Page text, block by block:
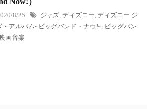
8/25 ジャズ ディズニー ディズニー ジ
・アルバム~ビッグバンド・ナウ!~ ビッグバン
画音楽